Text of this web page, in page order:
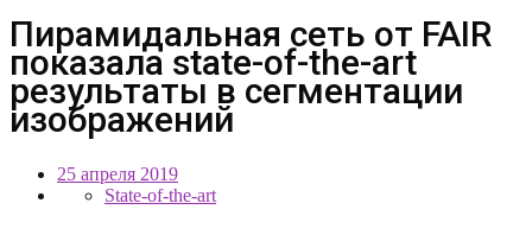
Пирамидальная сеть от FAIR
показала state-of-the-art
результаты в сегментации
изображений
25 апреля 2019
State-of-the-art